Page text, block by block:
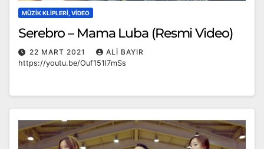
MÜZIK KLIPLERI, VIDEO
Serebro – Mama Luba (Resmi Video)
22 MART 2021
ALI BAYIR
https://youtu.be/Ouf151l7mSs